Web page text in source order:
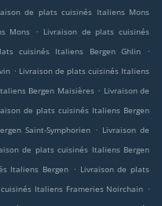
de plats cuisinés Italiens Mons
Mons . Livraison de plats cuisinés
cuisinés Italiens Bergen Ghlin
.
. Livraison de plats cuisinés Italiens
Bergen Maisières . Livraison de
de plats cuisinés Italiens Bergen
Saint-Symphorien . Livraison de
de plats cuisinés Italiens Bergen
Italiens Bergen . Livraison de plats
Italiens Frameries Noirchain .